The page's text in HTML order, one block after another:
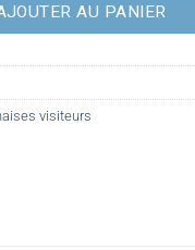
AU PANIER
visiteurs